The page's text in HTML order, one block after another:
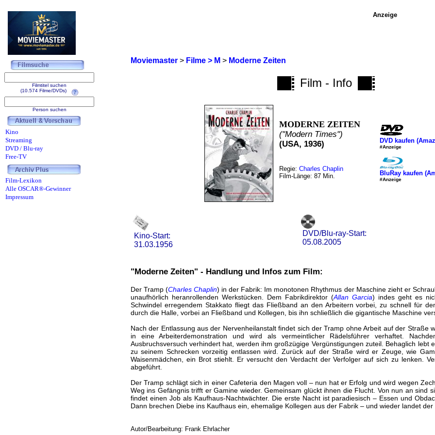
Moviemaster> Filme > M > Moderne Zeiten
Film - Info
MODERNE ZEITEN
("Modern Times")
(USA, 1936)
Regie:Charles Chaplin
Film-Länge: 87 Min.
DVD kaufen
#Anzeige
BluRay kaufen
#Anzeige
Kino-Start:
31.03.1956
DVD/Blu-ray-Start:
05.08.2005
"Moderne Zeiten" - Handlung und Infos zum Film:
Der Tramp (Charles Chaplin) in der Fabrik: Im monotonen Rhythmus der Maschine zieht er
unaufhörlich heranrollenden Werkstücken. Dem Fabrikdirektor (Allan Garcia) indes geht es
Schwindel erregendem Stakkato fliegt das Fließband an den Arbeitern vorbei, zu schnell für
durch die Halle, vorbei an Fließband und Kollegen, bis ihn schließlich die gigantische Maschine
Nach der Entlassung aus der Nervenheilanstalt findet sich der Tramp ohne Arbeit auf der Straße
in eine Arbeiterdemonstration und wird als vermeintlicher Rädelsführer verhaftet.
Ausbruchsversuch verhindert hat, werden ihm großzügige Vergünstigungen zuteil. Behaglich lebt
zu seinem Schrecken vorzeitig entlassen wird. Zurück auf der Straße wird er Zeuge, wie
Waisenmädchen, ein Brot stiehlt. Er versucht den Verdacht der Verfolger auf sich zu lenken.
abgeführt.
Der Tramp schlägt sich in einer Cafeteria den Magen voll – nun hat er Erfolg und wird wegen
Weg ins Gefängnis trifft er Gamine wieder. Gemeinsam glückt ihnen die Flucht. Von nun an sind
findet einen Job als Kaufhaus-Nachtwächter. Die erste Nacht ist paradiesisch – Essen und
Dann brechen Diebe ins Kaufhaus ein, ehemalige Kollegen aus der Fabrik – und wieder landet
Autor/Bearbeitung: Frank Ehrlacher
Anzeige
Filmtitel suchen
(10.574 Filme/DVDs)
Person suchen
Kino
Streaming
DVD / Blu-ray
Free-TV
Film-Lexikon
Alle OSCAR®-Gewinner
Impressum